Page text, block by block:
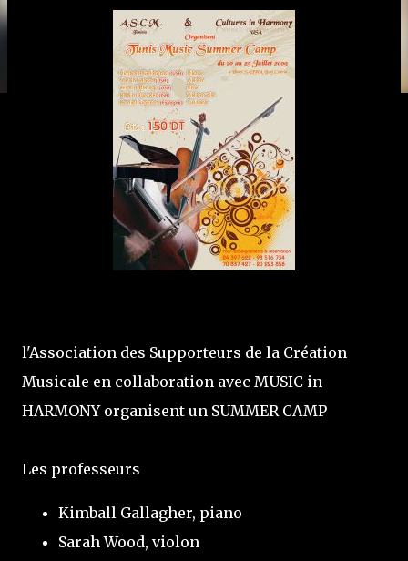
l'Association des Supporteurs de la Création
Musicale en collaboration avec MUSIC in
HARMONY organisent un SUMMER CAMP
Les professeurs
Kimball Gallagher, piano
Sarah Wood, violon